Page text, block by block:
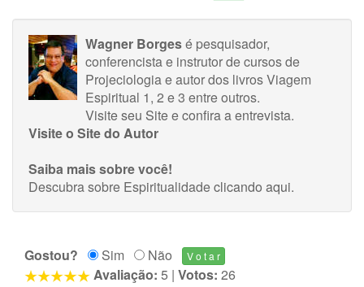
Wagner Borgesé pesquisador,
conferencista e instrutor de cursos de
Projeciologia e autor dos livros Viagem
Espiritual 1, 2 e 3 entre outros.
Visite seu Siteeconfira a entrevista.
Visite o Site do Autor
Saiba mais sobre você!
Descubra sobre Espiritualidadeclicando aqui.
Gostou? Sim
Não
Avaliação: 5 | Votos: 26